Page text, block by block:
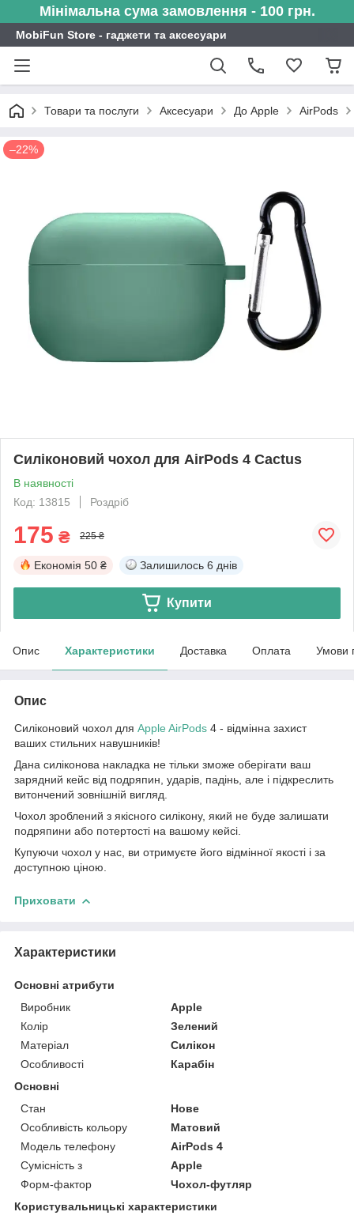
Мінімальна сума замовлення - 100 грн.
MobiFun Store - гаджети та аксесуари
Товари та послуги Аксесуари До Apple AirPods
–22%
Силіконовий чохол для AirPods 4 Cactus
В наявності
Код: 13815
Роздріб
175 ₴ 225 ₴
Економія 50 ₴ Залишилось 6 днів
Купити
Опис Характеристики Доставка Оплата Умови
Опис
Силіконовий чохол для Apple AirPods 4 - відмінна захист
ваших стильних навушників!
Дана силіконова накладка не тільки зможе оберігати ваш
зарядний кейс від подряпин, ударів, падінь, але і підкреслить
витончений зовнішній вигляд.
Чохол зроблений з якісного силікону, який не буде залишати
подряпини або потертості на вашому кейсі.
Купуючи чохол у нас, ви отримуєте його відмінної якості і за
доступною ціною.
Приховати
Характеристики
Основні атрибути
Виробник
Apple
Колір
Зелений
Матеріал
Силікон
Особливості
Карабін
Основні
Стан
Нове
Особливість кольору
Матовий
Модель телефону
AirPods 4
Сумісність з
Apple
Форм-фактор
Чохол-футляр
Користувальницькі характеристики